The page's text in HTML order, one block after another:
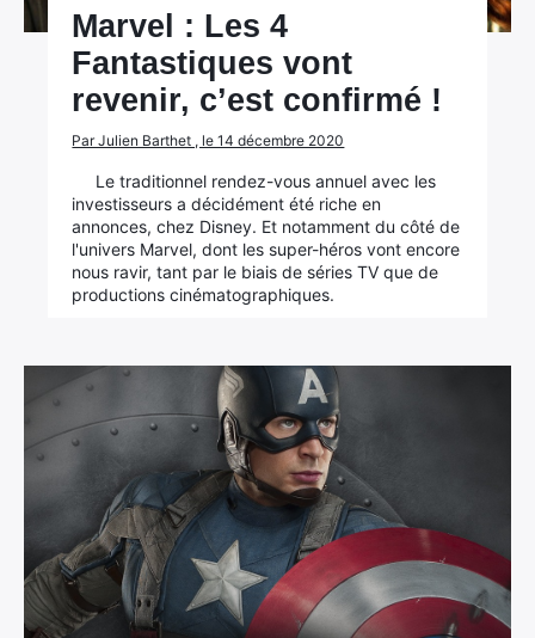
Marvel : Les 4
Fantastiques vont
revenir, c’est confirmé !
Par Julien Barthet , le 14 décembre 2020
Le traditionnel rendez-vous annuel avec les
investisseurs a décidément été riche en
annonces, chez Disney. Et notamment du côté de
l'univers Marvel, dont les super-héros vont encore
nous ravir, tant par le biais de séries TV que de
productions cinématographiques.